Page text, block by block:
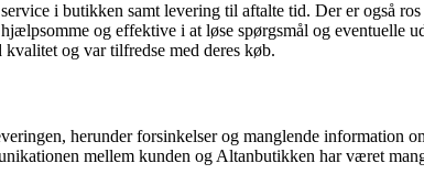
i butikken samt levering til aftalte tid. Der er også
og effektive i at løse spørgsmål og eventuelle
og var tilfredse med deres køb.
herunder forsinkelser og manglende information
mellem kunden og Altanbutikken har været